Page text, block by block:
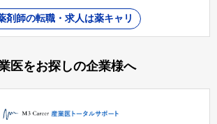
剤師の転職・求人は薬キャリ
医をお探しの企業様へ